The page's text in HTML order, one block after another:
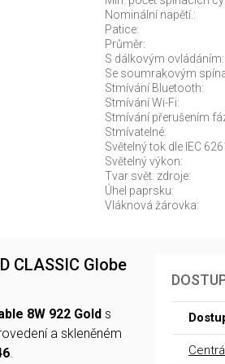
Nominální napětí.:
Patice:
Průměr:
S dálkovým ovládáním:
Se soumrakovým
Stmívání Bluetooth:
Stmívání Wi-Fi:
Stmívání přerušením
Stmívatelné:
Světelný tok dle IEC
Světelný výkon:
Tvar svět. zdroje:
Úhel paprsku:
Vláknová žárovka:
CLASSIC Globe
8W 922 Gold s
a skleněném
.